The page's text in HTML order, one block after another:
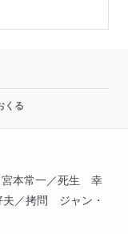
くる
本常一／死生 幸
夫／拷問 ジャン・